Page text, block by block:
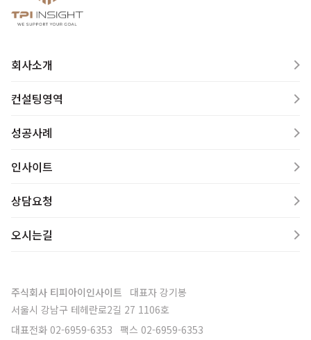
회사소개
컨설팅영역
성공사례
인사이트
상담요청
오시는길
주식회사 티피아이인사이트 대표자 강기봉
서울시 강남구 테헤란로2길 27 1106호
대표전화 02-6959-6353 팩스 02-6959-6353